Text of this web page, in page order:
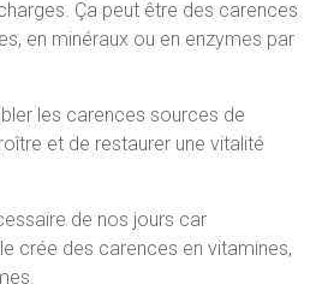
Ça peut être des carences
en minéraux ou en enzymes par
les carences sources de
et de restaurer une vitalité
de nos jours car
crée des carences en vitamines,